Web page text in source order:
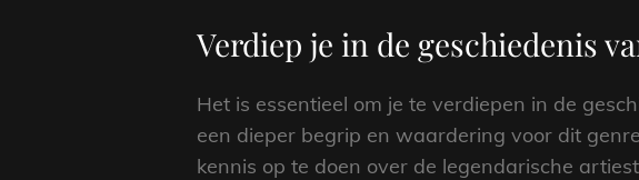
Verdiep je in de geschiedenis
Het is essentieel om je te verdiepen in de
een dieper begrip en waardering voor dit
kennis op te doen over de legendarische